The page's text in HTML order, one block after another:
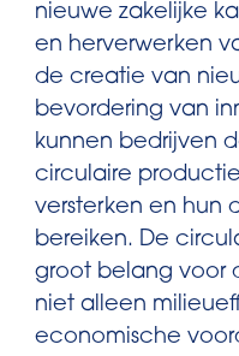
nieuwe zakelijke
en herverwerken
de creatie van
bevordering van
kunnen bedrijven
circulaire
versterken en hun
bereiken. De
groot belang voor
niet alleen
economische